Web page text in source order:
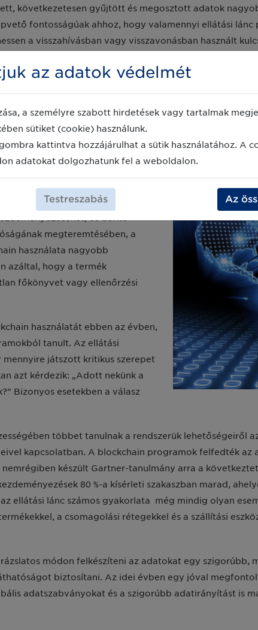
következetesen gyűjtött és megosztott adatok
fontosságúak ahhoz, hogy valamennyi ellátási
a visszahívásban vagy visszavonásban használt
a GS1 szabványokon alapuló rendszereket
biztonsági szakembereknek tisztában kell lenniük
nyomon követhetőség, valamint a digitális
hátra” nyomon követhetőség már nem elég jó. Itt
érdekében.
megértése
és döntő
megteremtésében, a
használata nagyobb
azáltal, hogy a termék
főkönyvet vagy ellenőrzési
használatát ebben az évben,
tanult. Az ellátási
játszott kritikus szerepet
azt kérdezik: „Adott nekünk a
Bizonyos esetekben a válasz
többet tanulnak a rendszerük lehetőségeiről
kapcsolatban. A blockchain programok felfedték az
készült Gartner-tanulmány arra a
80 %-a kísérleti szakaszban marad,
ellátási lánc számos gyakorlata még mindig olyan
a csomagolási rétegekkel és a szállítási
módon felkészíteni az adatokat egy
biztosítani. Az idei évben egy jóval
adatszabványokat és a szigorúbb adatirányítást is
az adatok védelmét
a személyre szabott hirdetések vagy tartalmak
sütiket (cookie) használunk.
kattintva hozzájárulhat a sütik használatához. A
adatokat dolgozhatunk fel a weboldalon.
Testreszabás Az